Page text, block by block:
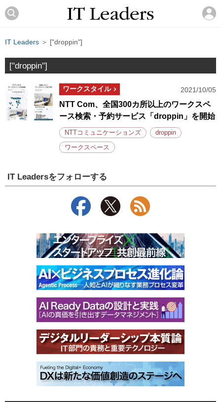
IT Leaders ＞ ["droppin"]
["droppin"]
ワークスタイル 2021/10/05
NTT Com、全国300カ所以上のワークスペ
ース検索・予約サービス「droppin」を開始
NTTコミュニケーションズ droppin
ワークスペース
IT Leadersをフォローする